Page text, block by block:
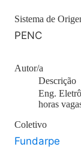
Sistema de
PENC
Autor/a
Descrição
Eng.
horas
Coletivo
Fundarpe